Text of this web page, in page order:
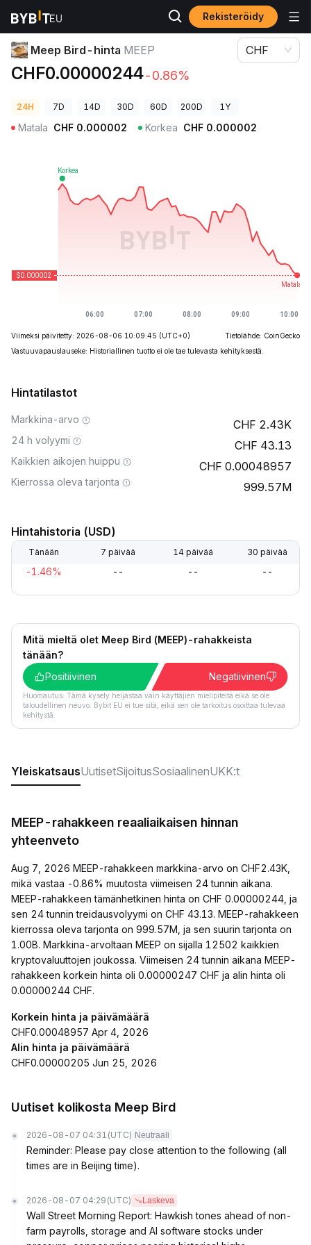
Rekisteröidy
Kryptohinnat
Meep Bird-hinta MEEP
CHF0.00000244-0.86%
CHF
24H 7D 14D 30D 60D 200D 1Y
Matala CHF 0.000002 Korkea CHF 0.000002
Viimeksi päivitetty: 2026-08-06 10:09:45 (UTC+0)
Tietolähde: CoinGecko
Vastuuvapauslauseke: Historiallinen tuotto ei ole tae tulevasta kehityksestä.
Hintatilastot
Markkina-arvo 2.43K
24 h volyymi 43.13
Kaikkien aikojen huippu 0.00048957
Kierrossa oleva tarjonta 999.57M
Hintahistoria (USD)
Tänään 7 päivää 14 päivää 30 päivää
-1.46% -- -- --
Mitä mieltä olet Meep Bird (MEEP)-rahakkeista
tänään?
Positiivinen
Negatiivinen
Huomautus: Tämä kysely heijastaa vain käyttäjien mielipiteitä eikä se ole
taloudellinen neuvo. Bybit EU ei tue sitä, eikä sen ole tarkoitus osoittaa tulevaa
kehitystä.
YleiskatsausUutisetSijoitusSosiaalinenUKK:t
MEEP-rahakkeen reaaliaikaisen hinnan
yhteenveto
Aug 7, 2026 MEEP-rahakkeen markkina-arvo on CHF2.43K,
mikä vastaa -0.86% muutosta viimeisen 24 tunnin aikana.
MEEP-rahakkeen tämänhetkinen hinta on CHF 0.00000244, ja
sen 24 tunnin treidausvolyymi on CHF 43.13. MEEP-rahakkeen
kierrossa oleva tarjonta on 999.57M, ja sen suurin tarjonta on
1.00B. Markkina-arvoltaan MEEP on sijalla 12502 kaikkien
kryptovaluuttojen joukossa. Viimeisen 24 tunnin aikana MEEP-
rahakkeen korkein hinta oli 0.00000247 CHF ja alin hinta oli
0.00000244 CHF.
Korkein hinta ja päivämäärä
CHF0.00048957 Apr 4, 2026
Alin hinta ja päivämäärä
CHF0.00000205 Jun 25, 2026
Uutiset kolikosta Meep Bird
2026-08-07 04:31 (UTC) Neutraali
Reminder: Please pay close attention to the following (all
times are in Beijing time).
2026-08-07 04:29 (UTC) Laskeva
Wall Street Morning Report: Hawkish tones ahead of non-
farm payrolls, storage and AI software stocks under